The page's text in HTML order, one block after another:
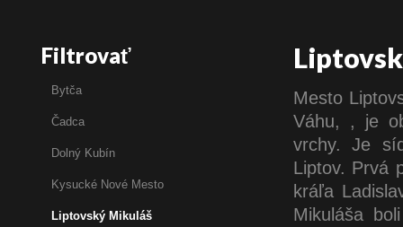
Filtrovať
Bytča
Čadca
Dolný Kubín
Kysucké Nové Mesto
Liptovský Mikuláš
Mesto
Váhu, , je
vrchy. Je
Liptov. Prvá
kráľa
Mikuláša